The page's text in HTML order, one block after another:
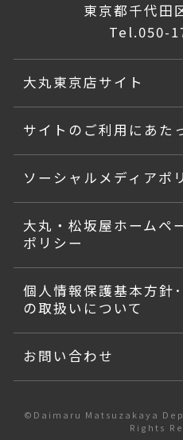
東京都千代田
Tel.050-
大丸東京店サイト
サイトのご利用にあた
ソーシャルメディアポ
大丸・松坂屋ホームペ
ポリシー
個人情報保護基本方針
の取扱いについて
お問い合わせ
©Daimaru Matsuzakaya
Rights